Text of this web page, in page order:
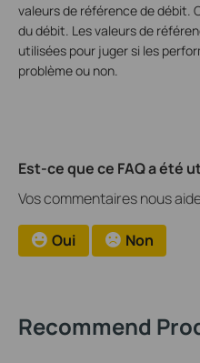
valeurs de référence de débit.
du débit. Les valeurs de
utilisées pour juger si les
problème ou non.
Est-ce que ce FAQ a été
Vos commentaires nous
Oui Non
Recommend